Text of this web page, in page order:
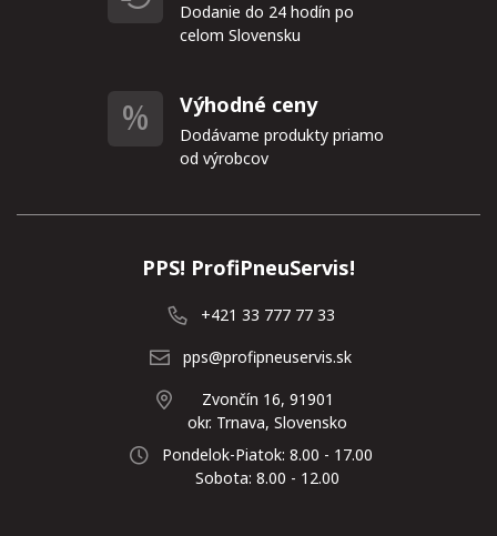
Dodanie do 24 hodín po
celom Slovensku
Výhodné ceny
Dodávame produkty priamo
od výrobcov
PPS! ProfiPneuServis!
+421 33 777 77 33
pps@profipneuservis.sk
Zvončín 16, 91901
okr. Trnava, Slovensko
Pondelok-Piatok: 8.00 - 17.00
Sobota: 8.00 - 12.00